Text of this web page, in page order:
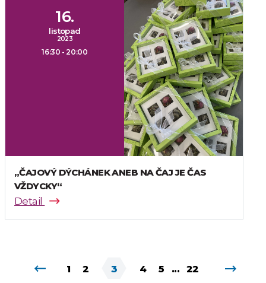
16.
listopad
2023
16:30 - 20:00
„ČAJOVÝ DÝCHÁNEK ANEB NA ČAJ JE ČAS
VŽDYCKY“
Detail
1 2 3 4 5 ... 22